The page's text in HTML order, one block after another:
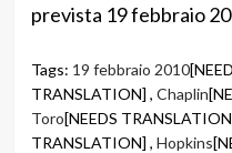
prevista 19 febbraio
Tags: 19 febbraio 2010
TRANSLATION] , Chaplin
Toro[NEEDS
TRANSLATION] , Hopkins